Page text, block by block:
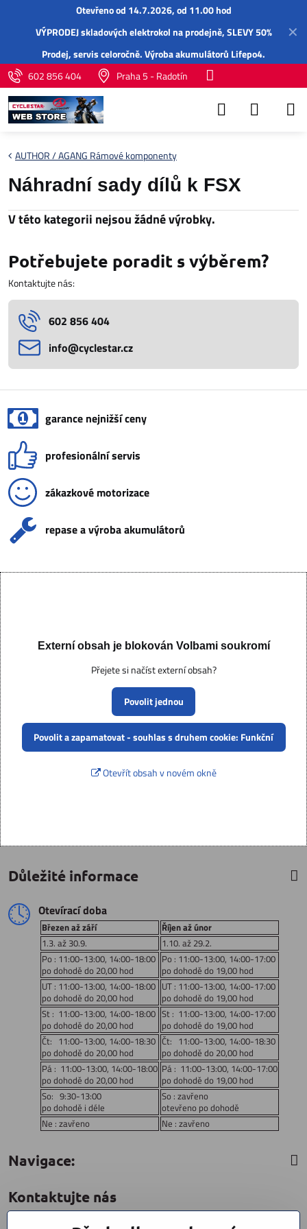
✕
Otevřeno od 14.7.2026, od 11.00 hod
VÝPRODEJ skladových elektrokol na prodejně, SLEVY 50%
Prodej,servisceloročně.Výroba akumulátorů Lifepo4.
602 856 404
Praha 5 - Radotín
AUTHOR / AGANG Rámové komponenty
Náhradní sady dílů k FSX
Potřebujete poradit s výběrem?
Kontaktujte nás:
602 856 404
info​@cyclestar​.cz
garance nejnižší ceny
profesionální servis
zákazkové motorizace
repase a výroba akumulátorů
Externí obsah je blokován Volbami soukromí
Přejete si načíst externí obsah?
Povolit jednou
Povolit a zapamatovat - souhlas s druhem cookie: Funkční
Otevřít obsah v novém okně
Důležité informace
Otevírací doba
Březen až září
Říjen až únor
1.3. až 30.9.
1.10. až 29.2.
Po : 11:00-13:00, 14:00-18:00
po dohodě do 20,00 hod
Po : 11:00-13:00, 14:00-17:00
po dohodě do 19,00 hod
UT : 11:00-13:00, 14:00-18:00
po dohodě do 20,00 hod
UT : 11:00-13:00, 14:00-17:00
po dohodě do 19,00 hod
St : 11:00-13:00, 14:00-18:00
po dohodě do 20,00 hod
St : 11:00-13:00, 14:00-17:00
po dohodě do 19,00 hod
Čt: 11:00-13:00, 14:00-18:30
po dohodě do 20,00 hod
Čt: 11:00-13:00, 14:00-18:30
po dohodě do 20,00 hod
Pá : 11:00-13:00, 14:00-18:00
po dohodě do 20,00 hod
Pá : 11:00-13:00, 14:00-17:00
po dohodě do 19,00 hod
So: 9:30-13:00
po dohodě i déle
So : zavřeno
otevřeno po dohodě
Ne : zavřeno
Ne : zavřeno
Navigace:
Kontaktujte nás